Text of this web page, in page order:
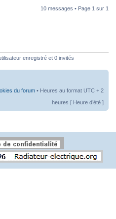
10 messages • Page 1 sur 1
enregistré et 0 invités
du forum • Heures au format UTC + 2
heures [ Heure d’été ]